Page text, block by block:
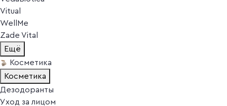
Vitual
WellMe
Zade Vital
Ещё
Косметика
Косметика
Дезодоранты
Уход за лицом